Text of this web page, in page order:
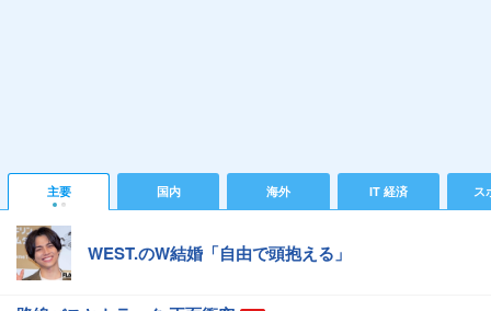
主要 国内 海外 IT 経済 ス
WEST.のW結婚「自由で頭抱える」